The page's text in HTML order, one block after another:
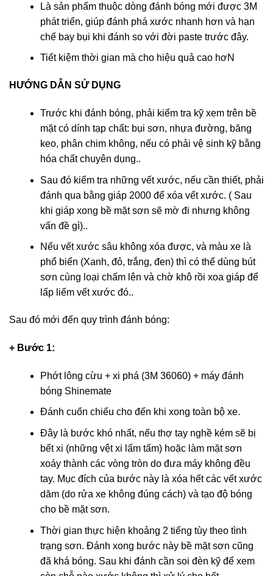
Là sản phẩm thuộc dòng đánh bóng mới được 3M
phát triển, giúp đánh phá xước nhanh hơn và hạn
chế bay bụi khi đánh so với đời paste trước đây.
Tiết kiệm thời gian mà cho hiệu quả cao hơN
HƯỚNG DẪN SỬ DỤNG
Trước khi đánh bóng, phải kiểm tra kỹ xem trên bề
mặt có dính tạp chất: bụi sơn, nhựa đường, băng
keo, phân chim không, nếu có phải vệ sinh kỹ bằng
hóa chất chuyên dụng..
Sau đó kiểm tra những vết xước, nếu cần thiết, phải
đánh qua bằng giáp 2000 để xóa vết xước. ( Sau
khi giáp xong bề mặt sơn sẽ mờ đi nhưng không
vấn đề gì)..
Nếu vết xước sâu không xóa được, và màu xe là
phổ biển (Xanh, đỏ, trắng, đen) thì có thể dùng bút
sơn cùng loại chấm lên và chờ khô rồi xoa giáp để
lấp liếm vết xước đó..
Sau đó mới đến quy trình đánh bóng:
+ Bước 1:
Phớt lông cừu + xi phá (3M 36060) + máy đánh
bóng Shinemate
Đánh cuốn chiếu cho đến khi xong toàn bộ xe.
Đây là bước khó nhất, nếu thợ tay nghề kém sẽ bị
bết xi (những vệt xi lấm tấm) hoặc làm mặt sơn
xoáy thành các vòng tròn do đưa máy không đều
tay. Mục đích của bước này là xóa hết các vết xước
dăm (do rửa xe không đúng cách) và tạo độ bóng
cho bề mặt sơn.
Thời gian thực hiện khoảng 2 tiếng tùy theo tình
trạng sơn. Đánh xong bước này bề mặt sơn cũng
đã khá bóng. Sau khi đánh cần soi đèn kỹ để xem